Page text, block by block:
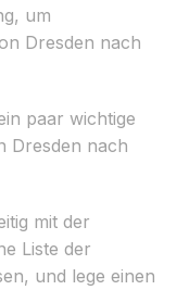
um
Dresden nach
paar wichtige
Dresden nach
mit der
Liste der
und lege einen